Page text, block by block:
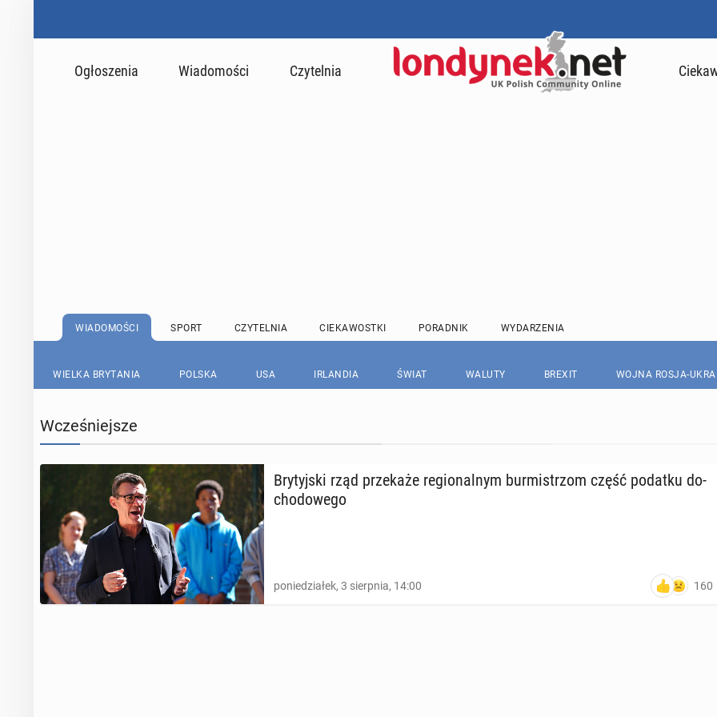
Ogłoszenia Wiadomości Czytelnia
WIADOMOŚCI SPORT CZYTELNIA CIEKAWOSTKI PORADNIK WYDARZENIA
WIELKA BRYTANIA POLSKA USA IRLANDIA ŚWIAT WALUTY BREXIT WOJNA ROSJA-
Wcześniejsze
Bry­tyj­ski rząd prze­ka­że re­gio­nal­nym bur­mi­strzom część podatku do­
cho­do­we­go
poniedziałek, 3 sierpnia, 14:00 160